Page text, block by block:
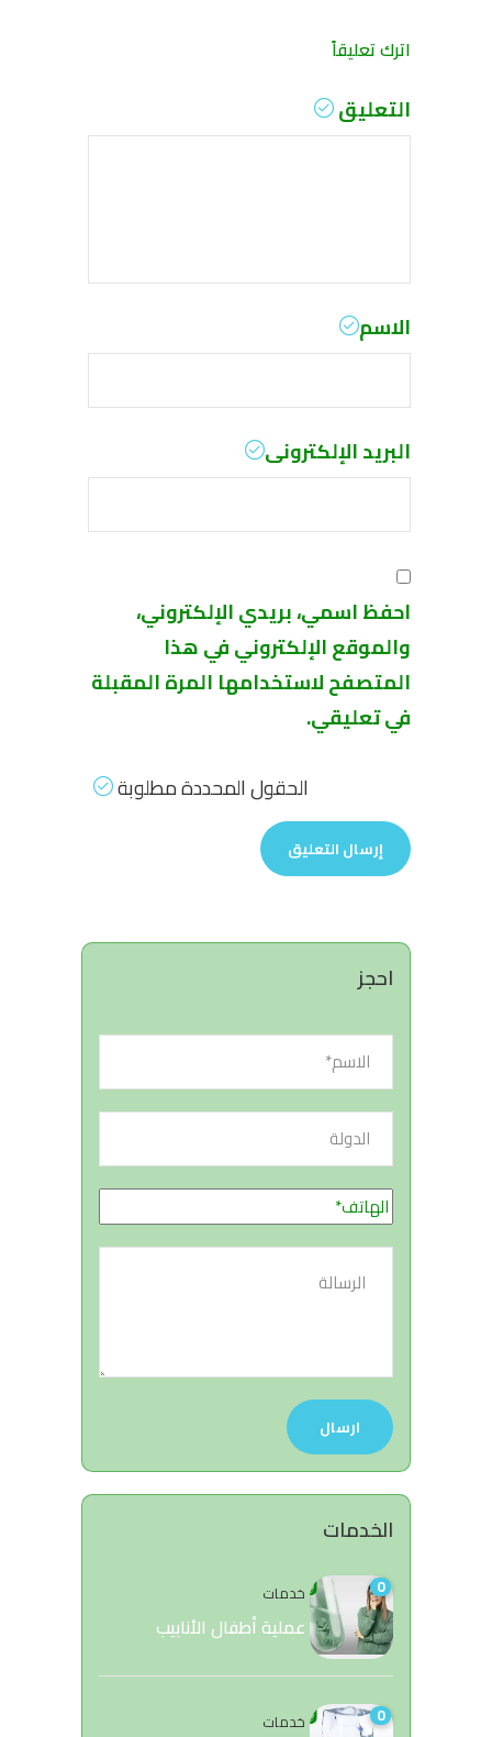
اترك تعليقاً
التعليق
الاسم
البريد الإلكترونى
احفظ اسمي، بريدي الإلكتروني،
والموقع الإلكتروني في هذا
المتصفح لاستخدامها المرة المقبلة
في تعليقي.
الحقول المحددة مطلوبة
احجز
الخدمات
0 خدمات
عملية أطفال الأنابيب
0 خدمات